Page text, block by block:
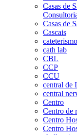
Casas de
Casas de
Cascais
cateterismo
cath lab
CBL
CCP
CCU
central de
central
Centro
Centro de
Centro
Centro